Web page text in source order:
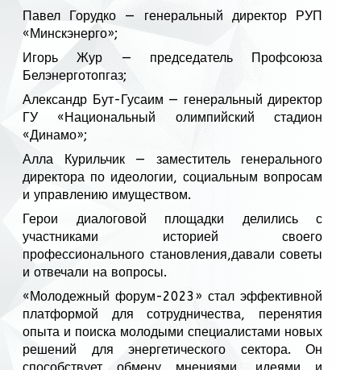
Павел Горудко — генеральный директор РУП
«Минскэнерго»;
Игорь Жур — председатель Профсоюза
Белэнерготопгаз;
Александр Бут-Гусаим — генеральный директор
ГУ «Национальный олимпийский стадион
«Динамо»;
Алла Курильчик — заместитель генерального
директора по идеологии, социальным вопросам
и управлению имуществом.
Герои диалоговой площадки делились с
участниками историей своего
профессионального становления,давали советы
и отвечали на вопросы.
«Молодежный форум-2023» стал эффективной
платформой для сотрудничества, перенятия
опыта и поиска молодыми специалистами новых
решений для энергетического сектора. Он